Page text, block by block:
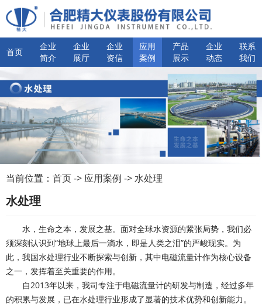
首页
企业
简介
企业
展厅
企业
资信
应用
案例
产品
展示
企业
动态
联系
我们
当前位置： 首页-> 应用案例 ->水处理
水处理
水，生命之本，发展之基。面对全球水资源的紧张局势，我们必
须深刻认识到“地球上最后一滴水，即是人类之泪”的严峻现实。为
此，我国水处理行业不断探索与创新，其中电磁流量计作为核心设备
之一，发挥着至关重要的作用。
自2013年以来，我司专注于电磁流量计的研发与制造，经过多年
的积累与发展，已在水处理行业形成了显著的技术优势和创新能力。